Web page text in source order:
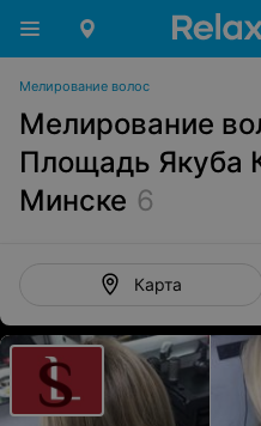
Мелирование волос
Мелирование
Площадь Якуба
Минске 6
Карта